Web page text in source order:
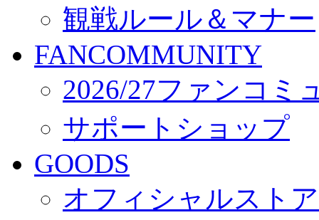
観戦ルール＆マナー
FANCOMMUNITY
2026/27ファンコミ
サポートショップ
GOODS
オフィシャルスト